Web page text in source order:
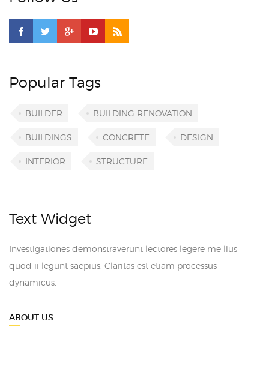
Popular Tags
BUILDER BUILDING RENOVATION
BUILDINGS CONCRETE DESIGN
INTERIOR STRUCTURE
Text Widget
Investigationes demonstraverunt lectores legere me lius
quod ii legunt saepius. Claritas est etiam processus
dynamicus.
ABOUT US